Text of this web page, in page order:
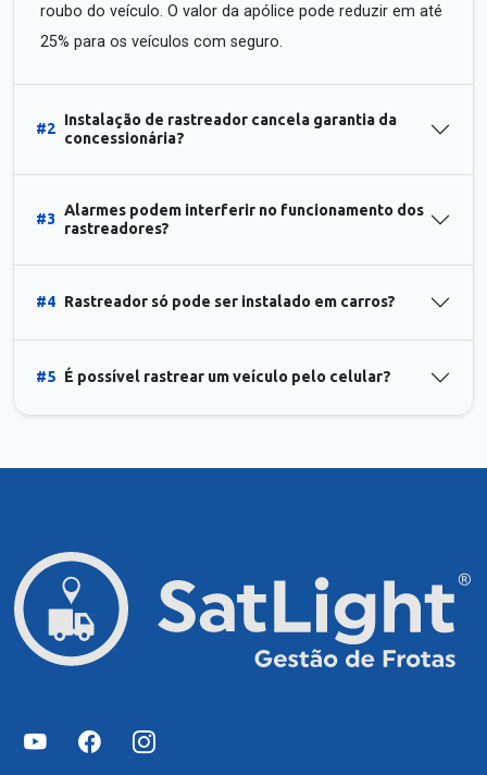
roubo do veículo. O valor da apólice pode reduzir em até
25% para os veículos com seguro.
#2
Instalação de rastreador cancela garantia da
concessionária?
#3
Alarmes podem interferir no funcionamento dos
rastreadores?
#4 Rastreador só pode ser instalado em carros?
#5 É possível rastrear um veículo pelo celular?